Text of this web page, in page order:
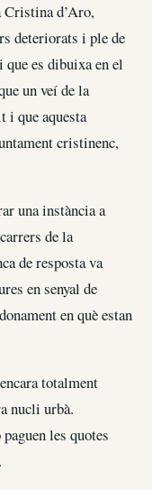
Cristina d’Aro,
deteriorats i ple de
que es dibuixa en el
un veí de la
i que aquesta
cristinenc,
una instància a
de la
de resposta va
en senyal de
en què estan
totalment
nucli urbà.
les quotes